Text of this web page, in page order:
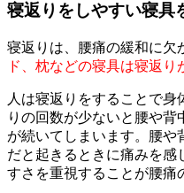
寝返りをしやすい寝具
寝返りは、腰痛の緩和に欠
ド、枕などの寝具は寝返り
人は寝返りをすることで身
りの回数が少ないと腰や
が続いてしまいます。腰や
だと起きるときに痛みを感
すさを重視することが腰痛